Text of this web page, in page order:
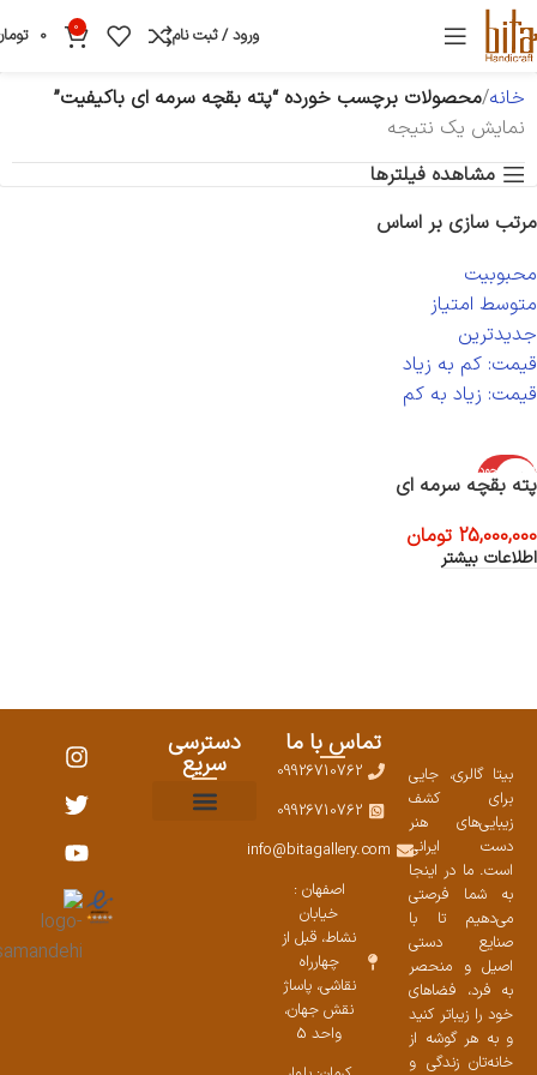
ورود / ثبت نام 0
0
خانه محصولات برچسب خورده “پته بقچه سرمه ای باکیفیت”
نمایش یک نتیجه
مشاهده فیلترها
مرتب سازی بر اساس
محبوبیت
متوسط امتیاز
جدیدترین
قیمت: کم به زیاد
قیمت: زیاد به کم
اتمام موجود
ی
پته بقچه سرمه ای
25,000,000 تومان
اطلاعات بیشتر
بیتا گالری، جایی
برای کشف
زیبایی‌های هنر
دست ایرانی
است. ما در اینجا
به شما فرصتی
می‌دهیم تا با
صنایع دستی
اصیل و منحصر
به فرد، فضاهای
خود را زیباتر کنید
و به هر گوشه از
خانه‌تان زندگی و
تماس با ما
09926710762
09926710762
info@bitagallery.com
اصفهان :
خیابان
نشاط، قبل از
چهارراه
نقاشی، پاساژ
نقش جهان،
واحد 5
دسترسی
سریع